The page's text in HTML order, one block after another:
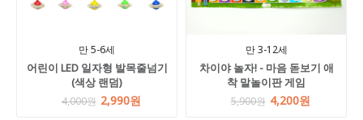
만 5-6세
어린이 LED 일자형 발목줄넘기
(색상 랜덤)
4,000원 2,990원
만 3-12세
차이야 놀자! - 마음 돋보기 애
착 말놀이판 게임
5,900원 4,200원